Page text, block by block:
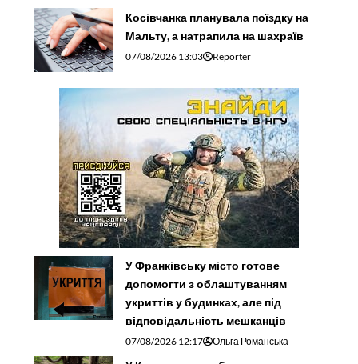
Косівчанка планувала поїздку на
Мальту, а натрапила на шахраїв
07/08/2026 13:03 Reporter
У Франківську місто готове
допомогти з облаштуванням
укриттів у будинках, але під
відповідальність мешканців
07/08/2026 12:17 Ольга Романська